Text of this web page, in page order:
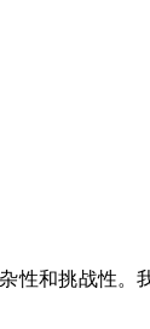
性和挑战性。